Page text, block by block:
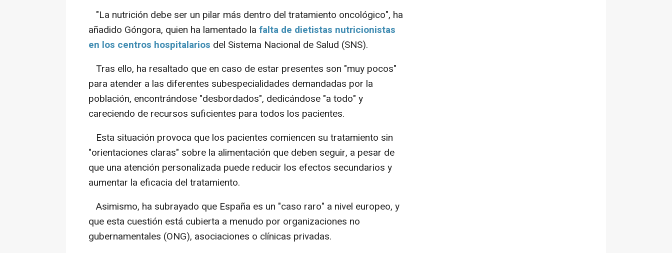
"La nutrición debe ser un pilar más dentro del tratamiento oncológico", ha
añadido Góngora, quien ha lamentado la falta de dietistas nutricionistas
en los centros hospitalarios del Sistema Nacional de Salud (SNS).
Tras ello, ha resaltado que en caso de estar presentes son "muy pocos"
para atender a las diferentes subespecialidades demandadas por la
población, encontrándose "desbordados", dedicándose "a todo" y
careciendo de recursos suficientes para todos los pacientes.
Esta situación provoca que los pacientes comiencen su tratamiento sin
"orientaciones claras" sobre la alimentación que deben seguir, a pesar de
que una atención personalizada puede reducir los efectos secundarios y
aumentar la eficacia del tratamiento.
Asimismo, ha subrayado que España es un "caso raro" a nivel europeo, y
que esta cuestión está cubierta a menudo por organizaciones no
gubernamentales (ONG), asociaciones o clínicas privadas.